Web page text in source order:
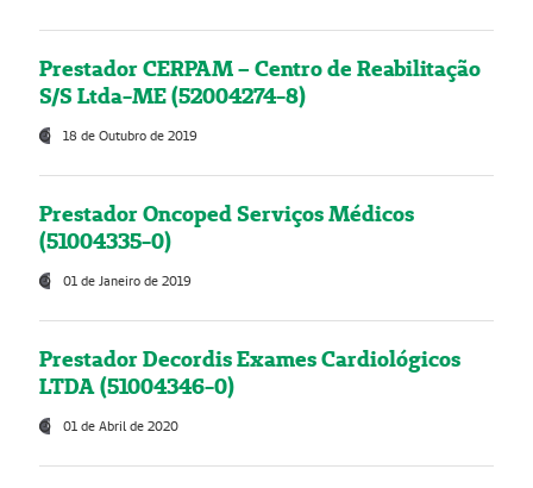
Prestador CERPAM – Centro de Reabilitação
S/S Ltda-ME (52004274-8)
18 de Outubro de 2019
Prestador Oncoped Serviços Médicos
(51004335-0)
01 de Janeiro de 2019
Prestador Decordis Exames Cardiológicos
LTDA (51004346-0)
01 de Abril de 2020